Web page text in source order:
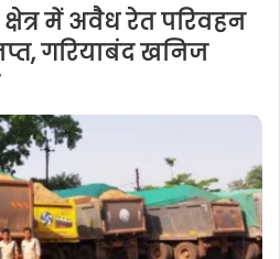
में अवैध रेत परिवहन
गरियाबंद खनिज